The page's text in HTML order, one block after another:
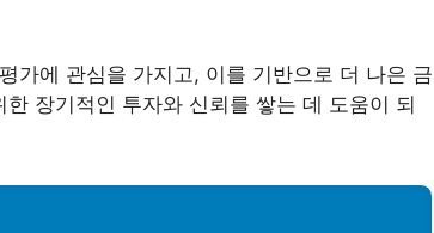
가에 관심을 가지고, 이를 기반으로 더 나은 금
장기적인 투자와 신뢰를 쌓는 데 도움이 되